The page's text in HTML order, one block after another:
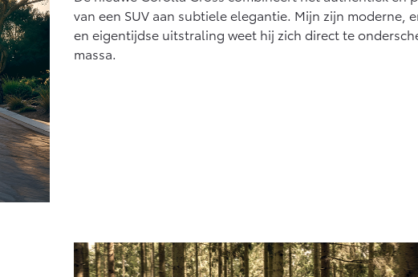
van een SUV aan subtiele elegantie. Mijn zijn moderne,
en eigentijdse uitstraling weet hij zich direct te
massa.